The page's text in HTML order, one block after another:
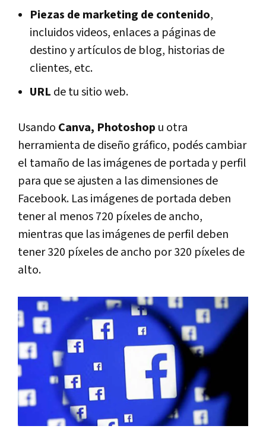
Piezas de marketing de contenido,
incluidos videos, enlaces a páginas de
destino y artículos de blog, historias de
clientes, etc.
URL de tu sitio web.
Usando Canva, Photoshop u otra
herramienta de diseño gráfico, podés cambiar
el tamaño de las imágenes de portada y perfil
para que se ajusten a las dimensiones de
Facebook. Las imágenes de portada deben
tener al menos 720 píxeles de ancho,
mientras que las imágenes de perfil deben
tener 320 píxeles de ancho por 320 píxeles de
alto.